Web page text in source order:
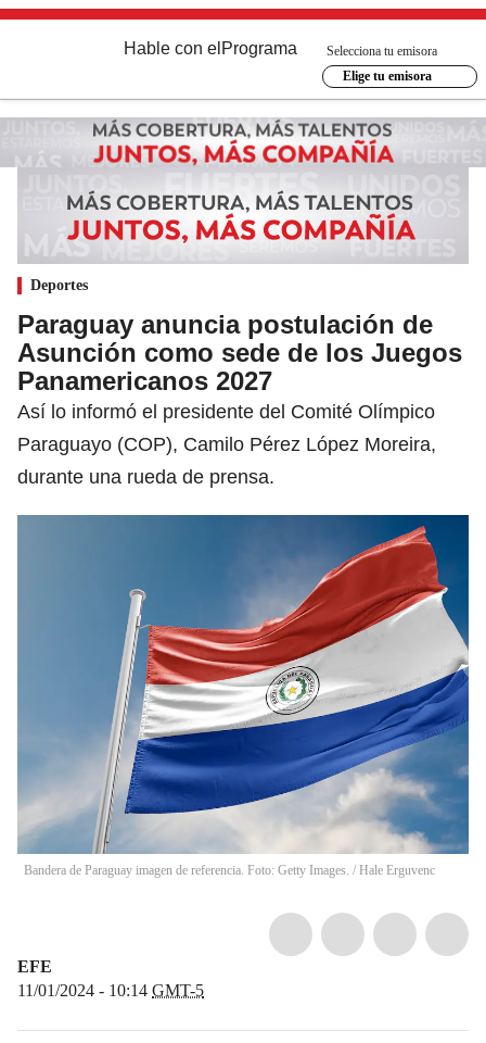
Hable con el Programa
Selecciona tu emisora
Elige tu emisora
Deportes
Paraguay anuncia postulación de
Asunción como sede de los Juegos
Panamericanos 2027
Así lo informó el presidente del Comité Olímpico
Paraguayo (COP), Camilo Pérez López Moreira,
durante una rueda de prensa.
Bandera de Paraguay imagen de referencia. Foto: Getty Images. / Hale Erguvenc
EFE
11/01/2024 - 10:14 GMT-5